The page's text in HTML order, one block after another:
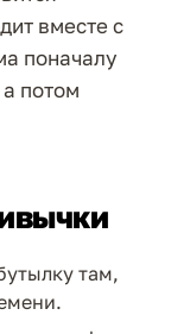
вместе с
поначалу
потом
там,